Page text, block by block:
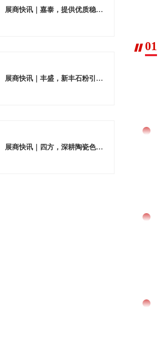
展商快讯｜嘉泰，提供优质稳定的陶瓷原料
展商快讯｜丰盛，新丰石粉引领材料绿色发展
展商快讯｜四方，深耕陶瓷色料研发
01